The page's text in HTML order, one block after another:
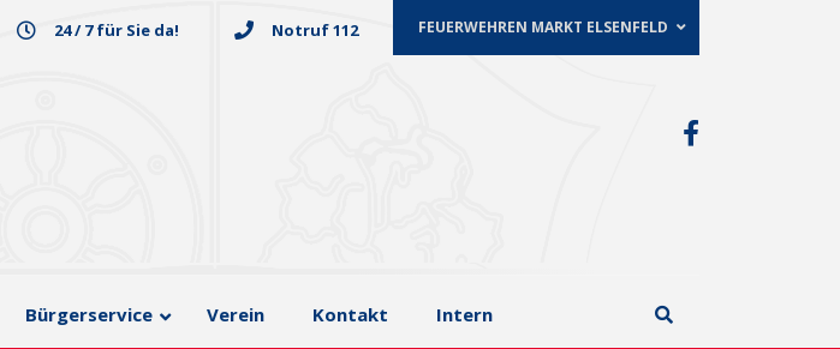
FEUERWEHREN MARKT ELSENFELD
24 / 7 für Sie da! Notruf 112
Bürgerservice Verein Kontakt Intern